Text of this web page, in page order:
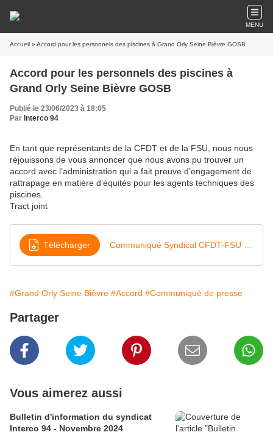
MENU
Accueil » Accord pour les personnels des piscines à Grand Orly Seine Bièvre GOSB
Accord pour les personnels des piscines à
Grand Orly Seine Bièvre GOSB
Publié le 23/06/2023 à 18:05
Par Interco 94
En tant que représentants de la CFDT et de la FSU, nous nous
réjouissons de vous annoncer que nous avons pu trouver un
accord avec l’administration qui a fait preuve d’engagement de
rattrapage en matière d’équités pour les agents techniques des
piscines.
Tract joint
Télécharger
#Grand Orly Seine Bièvre #Accord #Communiqué de presse
Partager
Vous aimerez aussi
Bulletin d'information du syndicat
Interco 94 - Novembre 2024